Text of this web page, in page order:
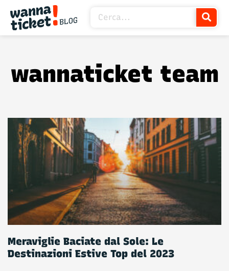
wannaticket team
Meraviglie Baciate dal Sole: Le
Destinazioni Estive Top del 2023